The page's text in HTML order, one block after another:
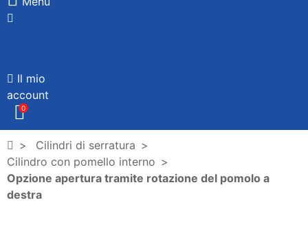
Il mio
account
0
Cilindri di serratura
Cilindro con pomello interno
Opzione apertura tramite rotazione del pomolo a
destra